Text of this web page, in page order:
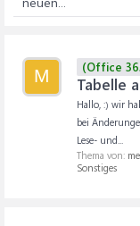
M (Office
Tabelle
Hallo, :) wir
bei
Lese- und...
Thema von:
Sonstiges